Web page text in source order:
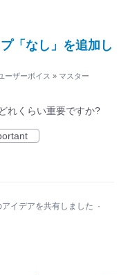
「なし」を追加し
ーザーボイス » マスター
れくらい重要ですか?
アイデアを共有しました ·